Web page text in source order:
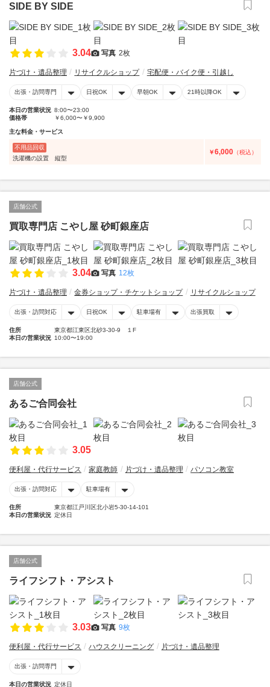
SIDE BY SIDE
3.04 写真 2枚
片づけ・遺品整理 リサイクルショップ 宅配便・バイク便・引越し
出張・訪問専門 日祝OK 早朝OK 21時以降OK
本日の営業状況 8:00〜23:00
価格帯
￥6,000〜￥9,900
主な料金・サービス
不用品回収
洗濯機の設置 縦型
￥6,000 （税込）
店舗公式
買取専門店 こやし屋 砂町銀座店
3.04 写真 12枚
片づけ・遺品整理 金券ショップ・チケットショップ リサイクルショップ
出張・訪問対応 日祝OK 駐車場有 出張買取
住所
東京都江東区北砂3-30-9 １F
本日の営業状況 10:00〜19:00
店舗公式
あるご合同会社
3.05
便利屋・代行サービス 家庭教師 片づけ・遺品整理 パソコン教室
出張・訪問対応 駐車場有
住所
東京都江戸川区北小岩5-30-14-101
本日の営業状況 定休日
店舗公式
ライフシフト・アシスト
3.03 写真 9枚
便利屋・代行サービス ハウスクリーニング 片づけ・遺品整理
出張・訪問専門
本日の営業状況 定休日